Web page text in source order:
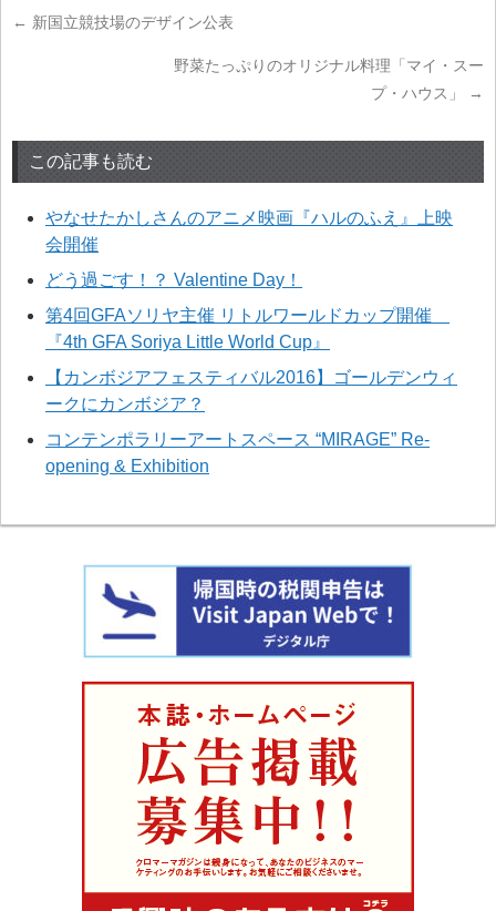
← 新国立競技場のデザイン公表
野菜たっぷりのオリジナル料理「マイ・スー
プ・ハウス」
→
この記事も読む
やなせたかしさんのアニメ映画『ハルのふえ』上映
会開催
どう過ごす！？ Valentine Day！
第4回GFAソリヤ主催 リトルワールドカップ開催
『4th GFA Soriya Little World Cup』
【カンボジアフェスティバル2016】ゴールデンウィ
ークにカンボジア？
コンテンポラリーアートスペース “MIRAGE” Re-
opening & Exhibition